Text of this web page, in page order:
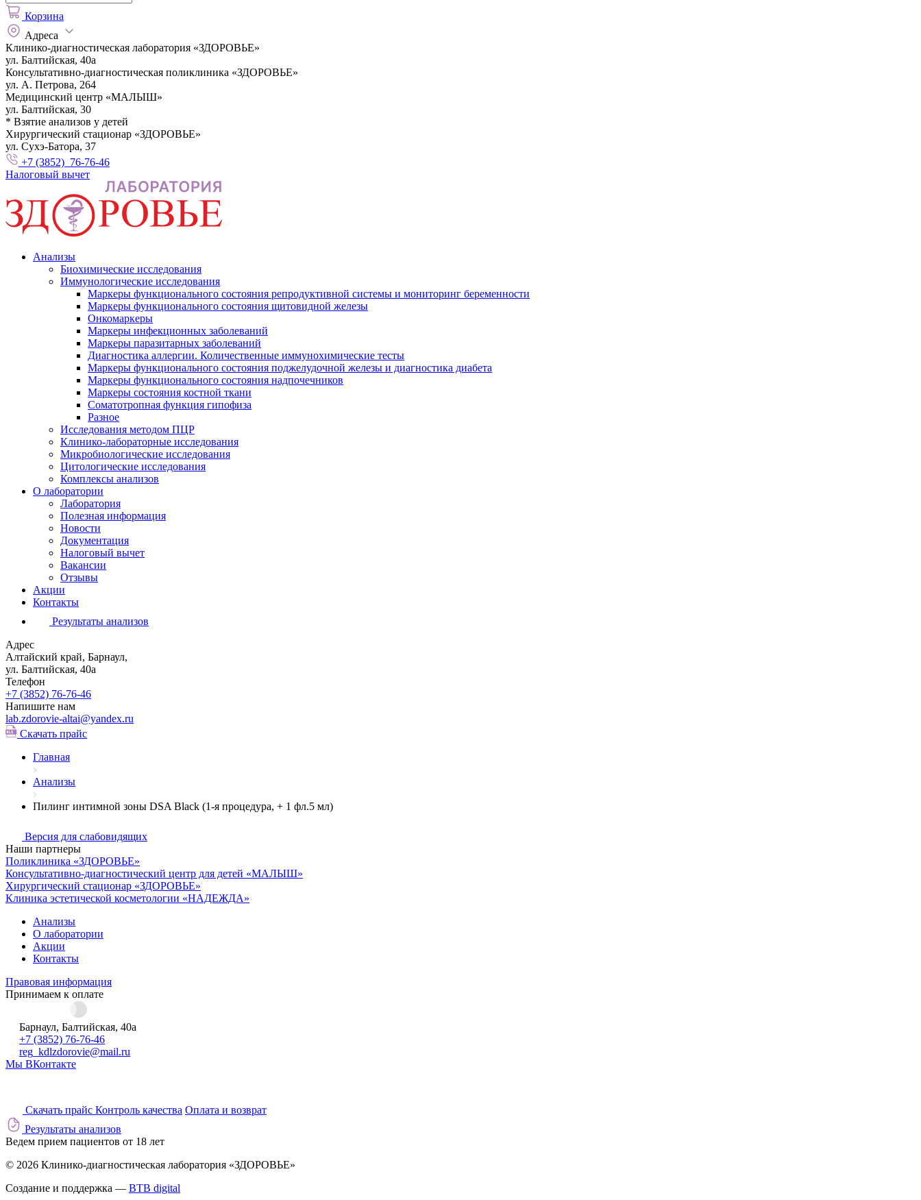
Корзина
Адреса
Клинико-диагностическая лаборатория «ЗДОРОВЬЕ»
ул. Балтийская, 40а
Консультативно-диагностическая поликлиника «ЗДОРОВЬЕ»
ул. А. Петрова, 264
Медицинский центр «МАЛЫШ»
ул. Балтийская, 30
* Взятие анализов у детей
Хирургический стационар «ЗДОРОВЬЕ»
ул. Сухэ-Батора, 37
+7 (3852) 76-76-46
Налоговый вычет
Анализы
Биохимические исследования
Иммунологические исследования
Маркеры функционального состояния репродуктивной системы и мониторинг беременности
Маркеры функционального состояния щитовидной железы
Онкомаркеры
Маркеры инфекционных заболеваний
Маркеры паразитарных заболеваний
Диагностика аллергии. Количественные иммунохимические тесты
Маркеры функционального состояния поджелудочной железы и диагностика диабета
Маркеры функционального состояния надпочечников
Маркеры состояния костной ткани
Соматотропная функция гипофиза
Разное
Исследования методом ПЦР
Клинико-лабораторные исследования
Микробиологические исследования
Цитологические исследования
Комплексы анализов
О лаборатории
Лаборатория
Полезная информация
Новости
Документация
Налоговый вычет
Вакансии
Отзывы
Акции
Контакты
Результаты анализов
Адрес
Алтайский край, Барнаул,
ул. Балтийская, 40а
Телефон
+7 (3852) 76-76-46
Напишите нам
lab.zdorovie-altai@yandex.ru
Скачать прайс
Главная
Анализы
Пилинг интимной зоны DSA Black (1-я процедура, + 1 фл.5 мл)
Версия для слабовидящих
Наши партнеры
Поликлиника «ЗДОРОВЬЕ»
Консультативно-диагностический центр для детей «МАЛЫШ»
Хирургический стационар «ЗДОРОВЬЕ»
Клиника эстетической косметологии «НАДЕЖДА»
Анализы
О лаборатории
Акции
Контакты
Правовая информация
Принимаем к оплате
Барнаул, Балтийская, 40а
+7 (3852) 76-76-46
reg_kdlzdorovie@mail.ru
Мы ВКонтакте
Скачать прайс Контроль качества Оплата и возврат
Результаты анализов
Ведем прием пациентов от 18 лет
© 2026 Клинико-диагностическая лаборатория «ЗДОРОВЬЕ»
Создание и поддержка — BTB digital